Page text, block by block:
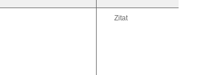
Zitat